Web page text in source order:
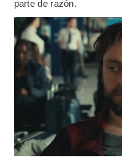
parte de razón.